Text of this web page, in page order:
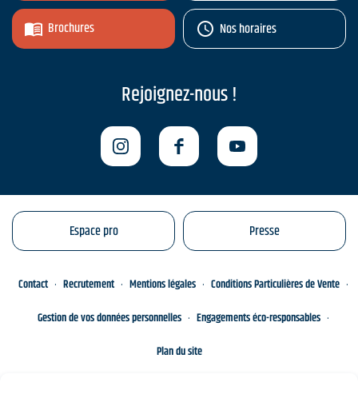
Brochures Nos horaires
Rejoignez-nous !
Espace pro Presse
Contact Recrutement Mentions légales
Conditions Particulières de Vente
Gestion de vos données personnelles
Engagements éco-responsables
Plan du site